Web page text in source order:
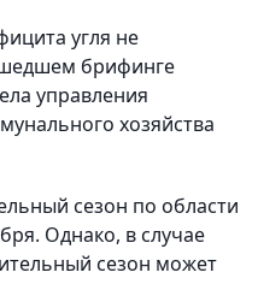
угля не
брифинге
управления
хозяйства
сезон по области
Однако, в случае
сезон может